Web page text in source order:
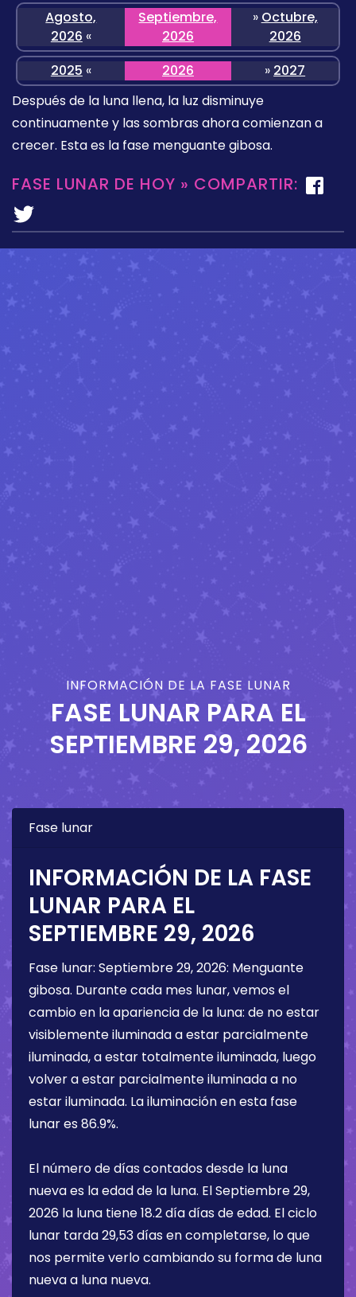
Agosto,
2026 «
Septiembre,
2026
» Octubre,
2026
2025 « 2026 » 2027
Después de la luna llena, la luz disminuye
continuamente y las sombras ahora comienzan a
crecer. Esta es la fase menguante gibosa.
FASE LUNAR DE HOY » COMPARTIR:
INFORMACIÓN DE LA FASE LUNAR
FASE LUNAR PARA EL
SEPTIEMBRE 29, 2026
Fase lunar
INFORMACIÓN DE LA FASE
LUNAR PARA EL
SEPTIEMBRE 29, 2026
Fase lunar: Septiembre 29, 2026: Menguante
gibosa. Durante cada mes lunar, vemos el
cambio en la apariencia de la luna: de no estar
visiblemente iluminada a estar parcialmente
iluminada, a estar totalmente iluminada, luego
volver a estar parcialmente iluminada a no
estar iluminada. La iluminación en esta fase
lunar es 86.9%.
El número de días contados desde la luna
nueva es la edad de la luna. ElSeptiembre 29,
2026 la luna tiene18.2 díadías de edad. El ciclo
lunar tarda 29,53 días en completarse, lo que
nos permite verlo cambiando su forma de luna
nueva a luna nueva.